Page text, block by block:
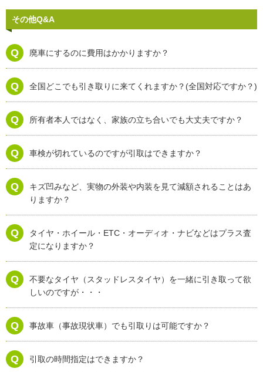
その他Q&A
廃車にするのに費用はかかりますか？
全国どこでも引き取りに来てくれますか？(全国対応ですか？)
所有者本人ではなく、家族の立ち合いでも大丈夫ですか？
車検が切れているのですが引取はできますか？
キズ凹みなど、実物の外装や内装を見て減額されることはあ
りますか？
タイヤ・ホイール・ETC・オーディオ・ナビなどはプラス査
定になりますか？
不要なタイヤ（スタッドレスタイヤ）を一緒に引き取って欲
しいのですが・・・
事故車（事故現状車）でも引取りは可能ですか？
引取の時間指定はできますか？